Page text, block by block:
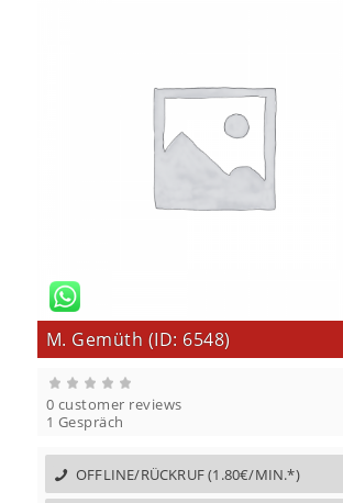
M. Gemüth (ID: 6548)
OFFLINE/RÜCKRUF (1.80€/MIN.*)
0
5
0 customer reviews
1 Gespräch